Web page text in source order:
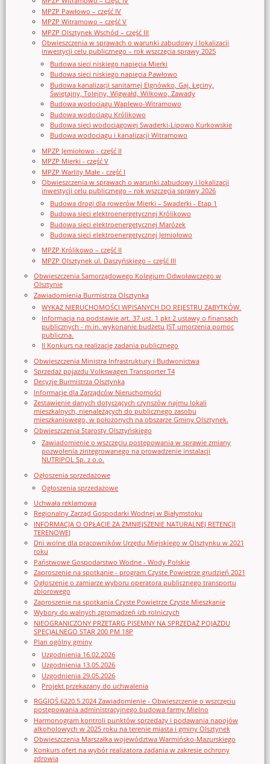
MPZP Pawłowo – część IV
MPZP Witramowo – część V
MPZP Olsztynek Wschód – część III
Obwieszczenia w sprawach o warunki zabudowy i lokalizacji
inwestycji celu publicznego – rok wszczęcia sprawy 2025
Budowa sieci niskiego napięcia Mierki
Budowa sieci niskiego napięcia Pawłowo
Budowa kanalizacji sanitarnej Elgnówko, Gaj, Łęciny,
Świętajny, Tolejny, Wigwałd, Wilkowo, Zawady
Budowa wodociągu Waplewo-Witramowo
Budowa wodociągu Królikowo
Budowa sieci wodociągowej Swaderki-Lipowo Kurkowskie
Budowa wodociągu i kanalizacji Witramowo
MPZP Jemiołowo - część II
MPZP Mierki - część V
MPZP Warlity Małe - część I
Obwieszczenia w sprawach o warunki zabudowy i lokalizacji
inwestycji celu publicznego – rok wszczęcia sprawy 2026
Budowa drogi dla rowerów Mierki – Swaderki - Etap 1
Budowa sieci elektroenergetycznej Królikowo
Budowa sieci elektroenergetycznej Marózek
Budowa sieci elektroenergetycznej Jemiołowo
MPZP Królikowo – część II
MPZP Olsztynek ul. Daszyńskiego – część III
Obwieszczenia Samorządowego Kolegium Odwoławczego w
Olsztynie
Zawiadomienia Burmistrza Olsztynka
WYKAZ NIERUCHOMOŚCI WPISANYCH DO REJESTRU ZABYTKÓW.
Informacja na podstawie art. 37 ust. 1 pkt 2 ustawy o finansach
publicznych - m.in. wykonanie budżetu JST umorzenia pomoc
publiczna.
II Konkurs na realizację zadania publicznego
Obwieszczenia Ministra Infrastruktury i Budwonictwa
Sprzedaż pojazdu Volkswagen Transporter T4
Decyzje Burmistrza Olsztynka
Informacje dla Zarządców Nieruchomości
Zestawienie danych dotyczących czynszów najmu lokali
mieszkalnych, nienależących do publicznego zasobu
mieszkaniowego, w położonych na obszarze Gminy Olsztynek.
Obwieszczenia Starosty Olsztyńskiego
Zawiadomienie o wszczęciu postępowania w sprawie zmiany
pozwolenia zintegrowanego na prowadzenie instalacji
NUTRIPOL Sp. z o.o.
Ogłoszenia sprzedażowe
Ogłoszenia sprzedażowe
Uchwała reklamowa
Regionalny Zarząd Gospodarki Wodnej w Białymstoku
INFORMACJA O OPŁACIE ZA ZMNIEJSZENIE NATURALNEJ RETENCJI
TERENOWEJ
Dni wolne dla pracowników Urzędu Miejskiego w Olsztynku w 2021
roku
Państwowe Gospodarstwo Wodne - Wody Polskie
Zaproszenie na spotkanie - program Czyste Powietrze grudzień 2021
Ogłoszenie o zamiarze wyboru operatora publicznego transportu
zbiorowego
Zaproszenie na spotkania Czyste Powietrze Czyste Mieszkanie
Wybory do walnych zgromadzeń izb rolniczych
NIEOGRANICZONY PRZETARG PISEMNY NA SPRZEDAŻ POJAZDU
SPECJALNEGO STAR 200 PM 18P
Plan ogólny gminy
Uzgodnienia 16.02.2026
Uzgodnienia 13.05.2026
Uzgodnienia 29.05.2026
Projekt przekazany do uchwalenia
RGGIOŚ.6220.5.2024 Zawiadomienie - Obwieszczenie o wszczęciu
postępowania administracyjnego budowa farmy Mielno
Harmonogram kontroli punktów sprzedaży i podawania napojów
alkoholowych w 2025 roku na terenie miasta i gminy Olsztynek
Obwieszczenia Marszałka województwa Warmińsko-Mazurskiego
Konkurs ofert na wybór realizatora zadania w zakresie ochrony
zdrowia